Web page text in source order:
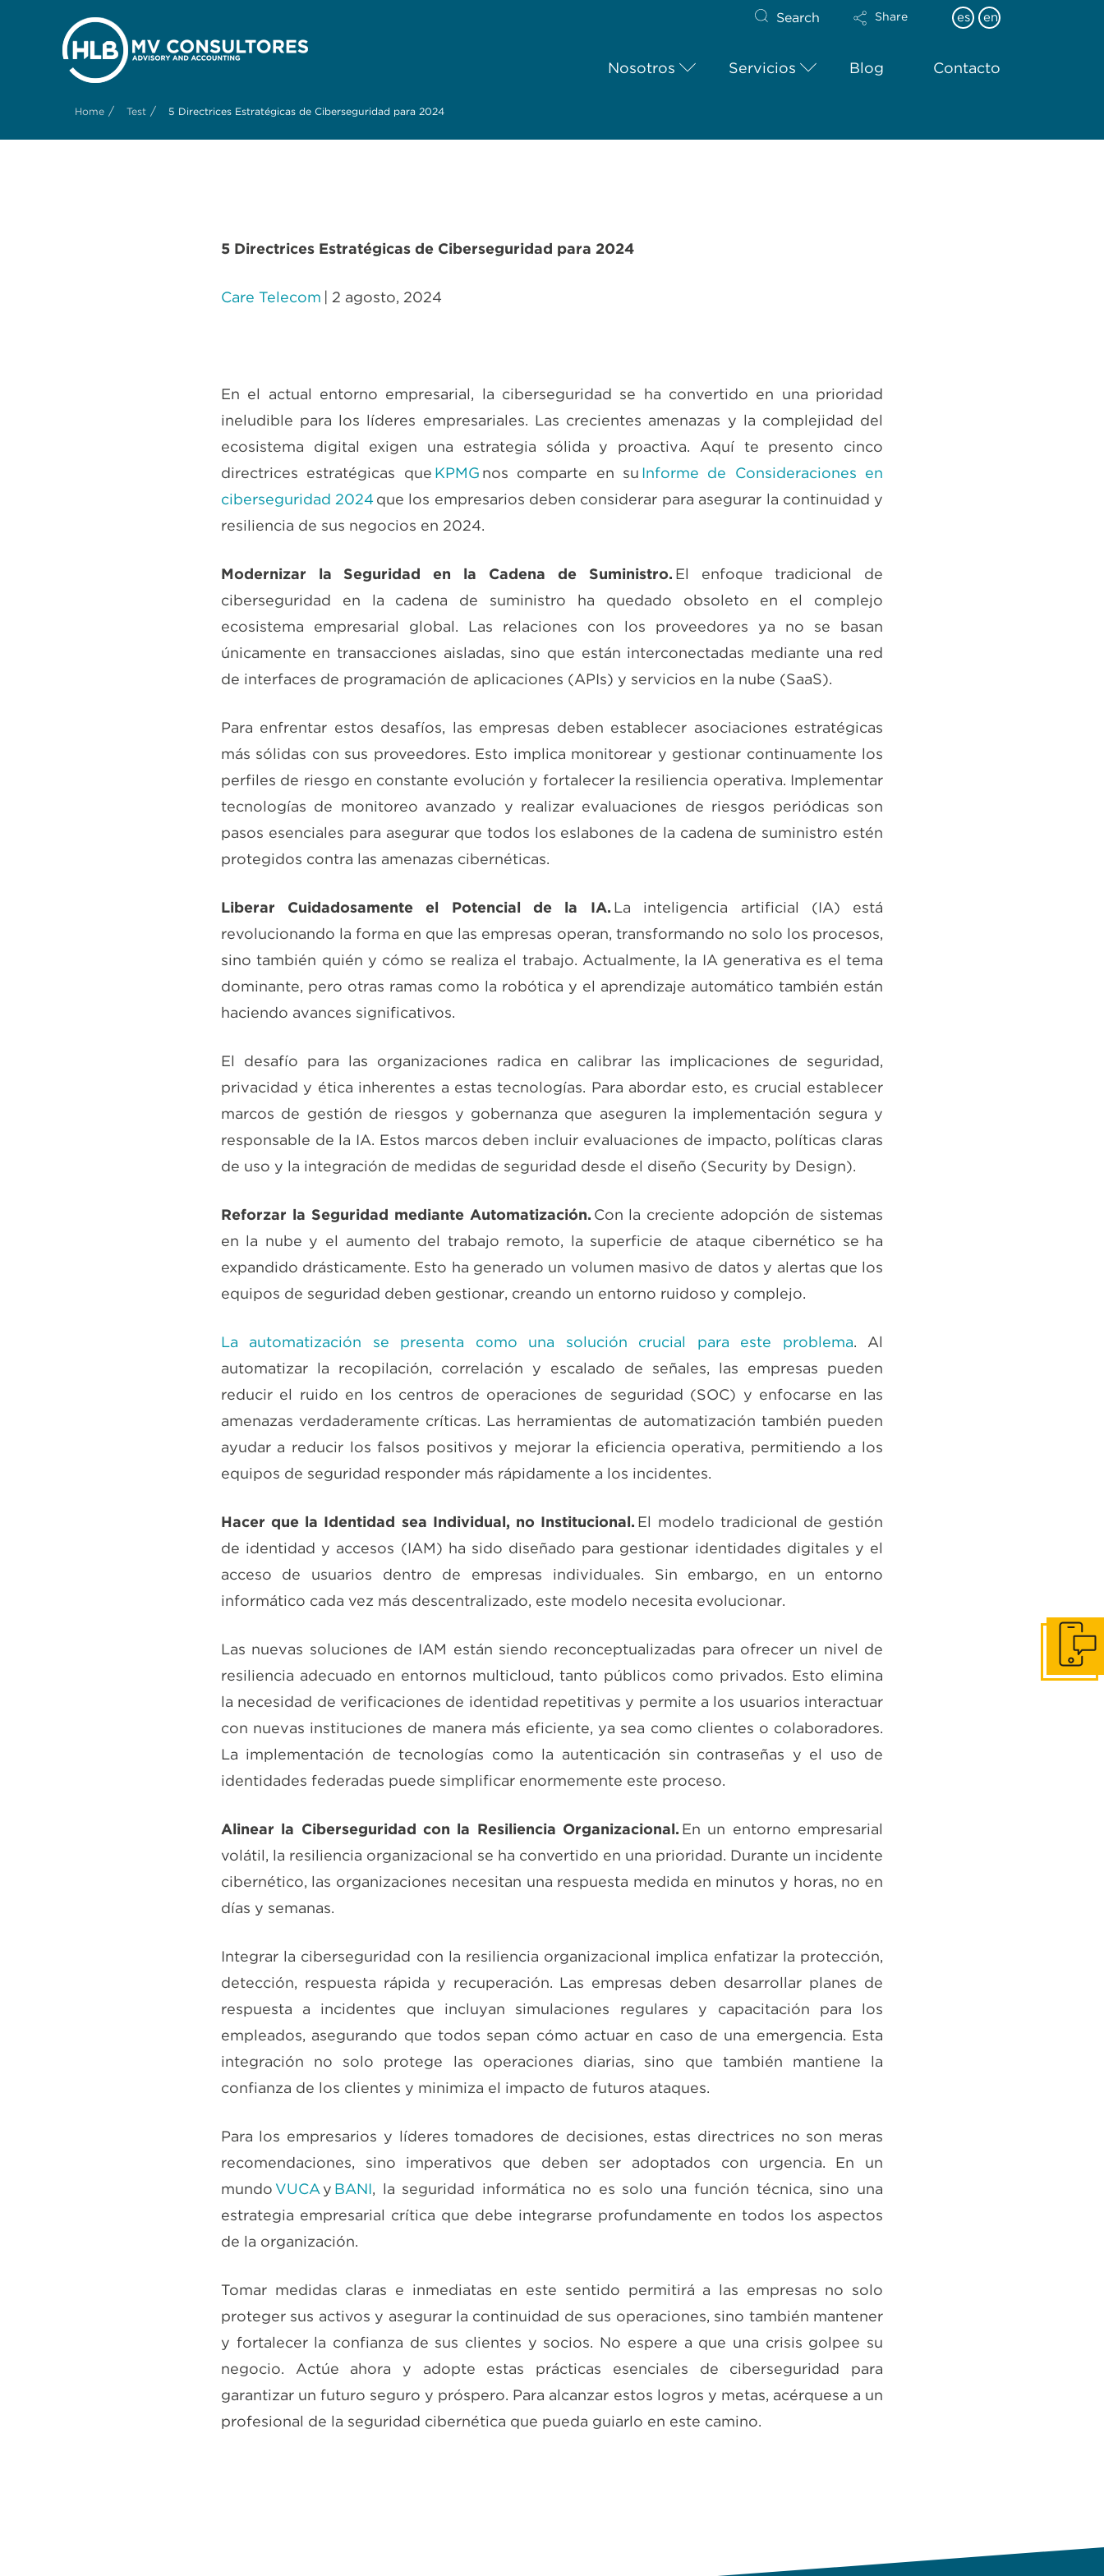
Search Share es en
Nosotros Servicios Blog Contacto
Home / Test / 5 Directrices Estratégicas de Ciberseguridad para 2024
5 DirectricesEstratégicas de Ciberseguridad para 2024
Care Telecom | 2 agosto, 2024
En el actual entorno empresarial, la ciberseguridad se ha convertido en una prioridad
ineludible para los líderes empresariales. Las crecientes amenazas y la complejidad del
ecosistema digital exigen una estrategia sólida y proactiva. Aquí te presento cinco
directrices estratégicas que KPMG nos comparte en su Informe de Consideraciones en
ciberseguridad 2024 que los empresarios deben considerar para asegurar la continuidad y
resiliencia de sus negocios en 2024.
Modernizar la Seguridad en la Cadena de Suministro. El enfoque tradicional de
ciberseguridad en la cadena de suministro ha quedado obsoleto en el complejo
ecosistema empresarial global. Las relaciones con los proveedores ya no se basan
únicamente en transacciones aisladas, sino que están interconectadas mediante una red
de interfaces de programación de aplicaciones (APIs) y servicios en la nube (SaaS).
Para enfrentar estos desafíos, las empresas deben establecer asociaciones estratégicas
más sólidas con sus proveedores. Esto implica monitorear y gestionar continuamente los
perfiles de riesgo en constante evolución y fortalecer la resiliencia operativa. Implementar
tecnologías de monitoreo avanzado y realizar evaluaciones de riesgos periódicas son
pasos esenciales para asegurar que todos los eslabones de la cadena de suministro estén
protegidos contra las amenazas cibernéticas.
Liberar Cuidadosamente el Potencial de la IA. La inteligencia artificial (IA) está
revolucionando la forma en que las empresas operan, transformando no solo los procesos,
sino también quién y cómo se realiza el trabajo. Actualmente, la IA generativa es el tema
dominante, pero otras ramas como la robótica y el aprendizaje automático también están
haciendo avances significativos.
El desafío para las organizaciones radica en calibrar las implicaciones de seguridad,
privacidad y ética inherentes a estas tecnologías. Para abordar esto, es crucial establecer
marcos de gestión de riesgos y gobernanza que aseguren la implementación segura y
responsable de la IA. Estos marcos deben incluir evaluaciones de impacto, políticas claras
de uso y la integración de medidas de seguridad desde el diseño (Security by Design).
Reforzar la Seguridad mediante Automatización. Con la creciente adopción de sistemas
en la nube y el aumento del trabajo remoto, la superficie de ataque cibernético se ha
expandido drásticamente. Esto ha generado un volumen masivo de datos y alertas que los
equipos de seguridad deben gestionar, creando un entorno ruidoso y complejo.
La automatización se presenta como una solución crucial para este problema. Al
automatizar la recopilación, correlación y escalado de señales, las empresas pueden
reducir el ruido en los centros de operaciones de seguridad (SOC) y enfocarse en las
amenazas verdaderamente críticas. Las herramientas de automatización también pueden
ayudar a reducir los falsos positivos y mejorar la eficiencia operativa, permitiendo a los
equipos de seguridad responder más rápidamente a los incidentes.
Hacer que la Identidad sea Individual, no Institucional. El modelo tradicional de gestión
de identidad y accesos (IAM) ha sido diseñado para gestionar identidades digitales y el
acceso de usuarios dentro de empresas individuales. Sin embargo, en un entorno
informático cada vez más descentralizado, este modelo necesita evolucionar.
Las nuevas soluciones de IAM están siendo reconceptualizadas para ofrecer un nivel de
resiliencia adecuado en entornos multicloud, tanto públicos como privados. Esto elimina
la necesidad de verificaciones de identidad repetitivas y permite a los usuarios interactuar
con nuevas instituciones de manera más eficiente, ya sea como clientes o colaboradores.
La implementación de tecnologías como la autenticación sin contraseñas y el uso de
identidades federadas puede simplificar enormemente este proceso.
Alinear la Ciberseguridad con la Resiliencia Organizacional. En un entorno empresarial
volátil, la resiliencia organizacional se ha convertido en una prioridad. Durante un incidente
cibernético, las organizaciones necesitan una respuesta medida en minutos y horas, no en
días y semanas.
Integrar la ciberseguridad con la resiliencia organizacional implica enfatizar la protección,
detección, respuesta rápida y recuperación. Las empresas deben desarrollar planes de
respuesta a incidentes que incluyan simulaciones regulares y capacitación para los
empleados, asegurando que todos sepan cómo actuar en caso de una emergencia. Esta
integración no solo protege las operaciones diarias, sino que también mantiene la
confianza de los clientes y minimiza el impacto de futuros ataques.
Para los empresarios y líderes tomadores de decisiones, estas directrices no son meras
recomendaciones, sino imperativos que deben ser adoptados con urgencia. En un
mundoVUCA y BANI, la seguridad informática no es solo una función técnica, sino una
estrategia empresarial crítica que debe integrarse profundamente en todos los aspectos
de la organización.
Tomar medidas claras e inmediatas en este sentido permitirá a las empresas no solo
proteger sus activos y asegurar la continuidad de sus operaciones, sino también mantener
y fortalecer la confianza de sus clientes y socios. No espere a que una crisis golpee su
negocio. Actúe ahora y adopte estas prácticas esenciales de ciberseguridad para
garantizar un futuro seguro y próspero. Para alcanzar estos logros y metas, acérquese a un
profesional de la seguridad cibernética que pueda guiarlo en este camino.